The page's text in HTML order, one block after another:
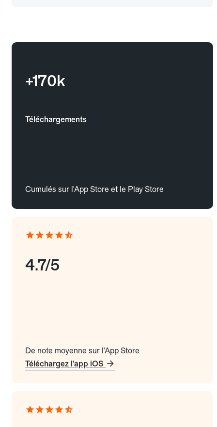
+170k
Téléchargements
Cumulés sur l'App Store et le Play Store
4.7/5
De note moyenne sur l'App Store
Téléchargez l'app iOS